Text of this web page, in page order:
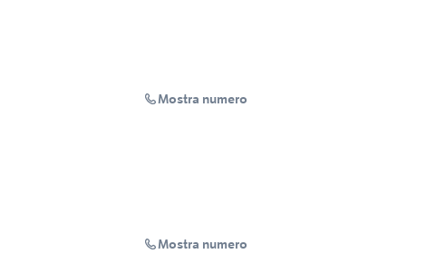
Mostra numero
Mostra numero